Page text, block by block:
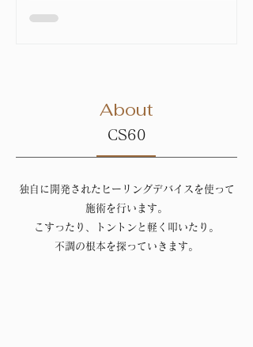
About
CS60
独自に開発されたヒーリングデバイスを使って
施術を行います。
こすったり、トントンと軽く叩いたり。
​不調の根本を探っていきます。